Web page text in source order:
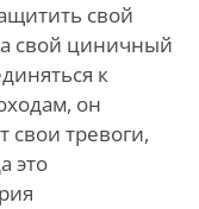
свой
свой циничный
к
он
свои тревоги,
это